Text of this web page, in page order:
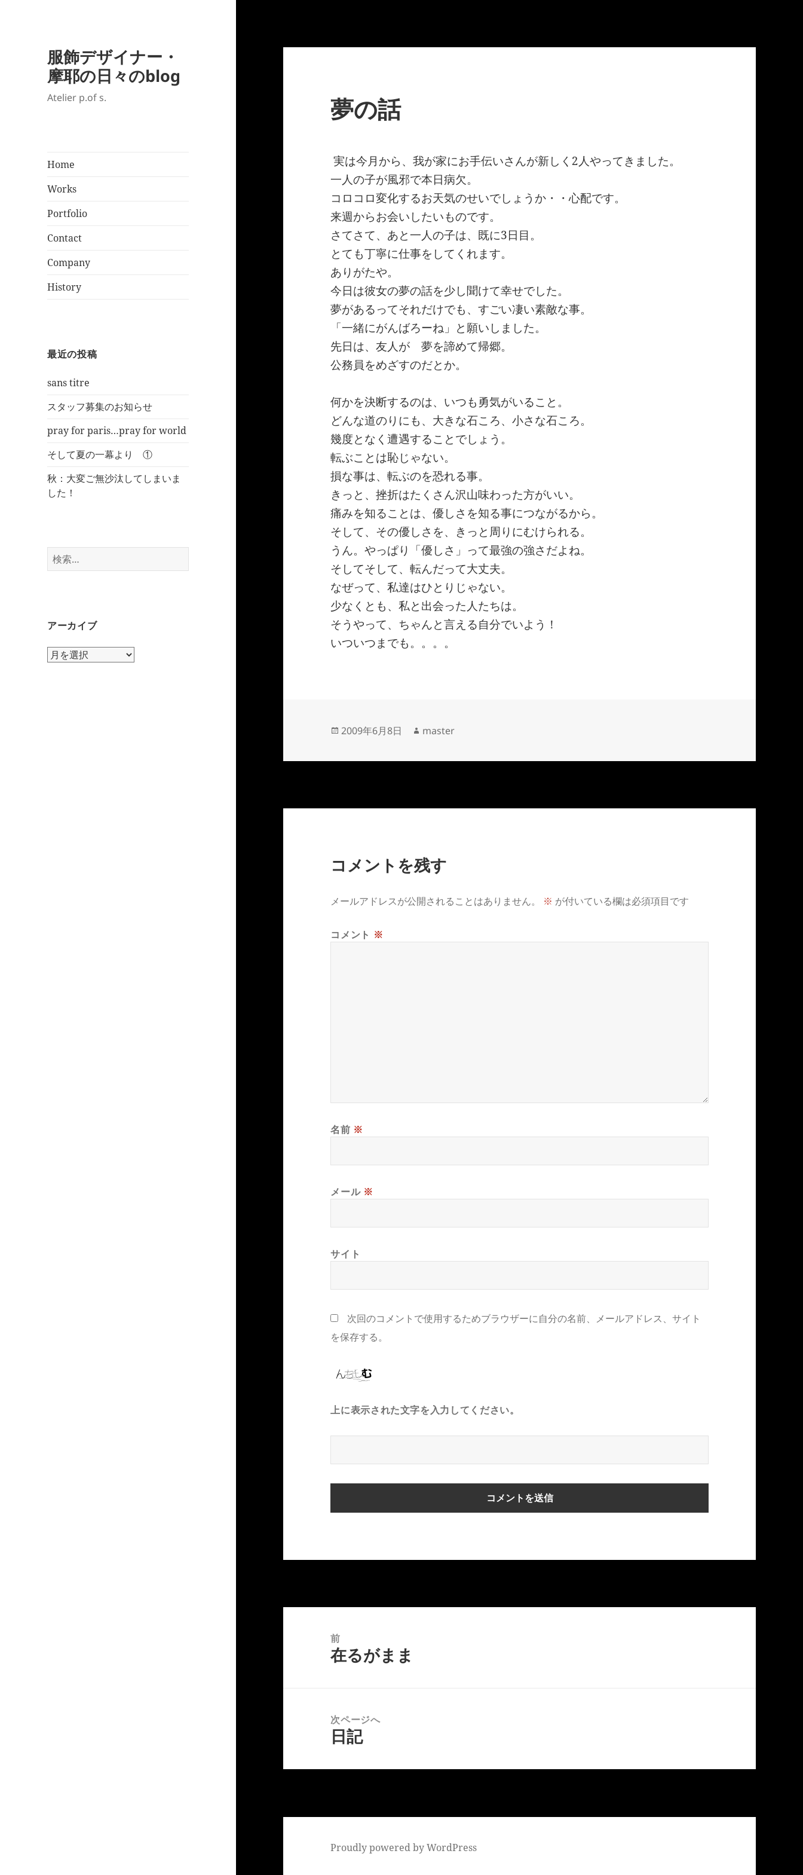
服飾デザイナー・
摩耶の日々のblog
Atelier p.of s.
Home
Works
Portfolio
Contact
Company
History
最近の投稿
sans titre
スタッフ募集のお知らせ
pray for paris…pray for world
そして夏の一幕より ①
秋：大変ご無沙汰してしまいま
した！
検
索:
アーカイブ
ア
夢の話
実は今月から、我が家にお手伝いさんが新しく2人やってきました。
一人の子が風邪で本日病欠。
コロコロ変化するお天気のせいでしょうか・・心配です。
来週からお会いしたいものです。
さてさて、あと一人の子は、既に3日目。
とても丁寧に仕事をしてくれます。
ありがたや。
今日は彼女の夢の話を少し聞けて幸せでした。
夢があるってそれだけでも、すごい凄い素敵な事。
「一緒にがんばろーね」と願いしました。
先日は、友人が 夢を諦めて帰郷。
公務員をめざすのだとか。
何かを決断するのは、いつも勇気がいること。
どんな道のりにも、大きな石ころ、小さな石ころ。
幾度となく遭遇することでしょう。
転ぶことは恥じゃない。
損な事は、転ぶのを恐れる事。
きっと、挫折はたくさん沢山味わった方がいい。
痛みを知ることは、優しさを知る事につながるから。
そして、その優しさを、きっと周りにむけられる。
うん。やっぱり「優しさ」って最強の強さだよね。
そしてそして、転んだって大丈夫。
なぜって、私達はひとりじゃない。
少なくとも、私と出会った人たちは。
そうやって、ちゃんと言える自分でいよう！
いついつまでも。。。。
投
日:
2009年6月8日
作
者
master
コメントを残す
メールアドレスが公開されることはありません。 ※ が付いている欄は必須項目です
コメント ※
名前 ※
メール ※
サイト
次回のコメントで使用するためブラウザーに自分の名前、メールアドレス、サイト
を保存する。
上に表示された文字を入力してください。
前
前
在るがまま
次ページへ
次
投
日記
Proudly powered by WordPress